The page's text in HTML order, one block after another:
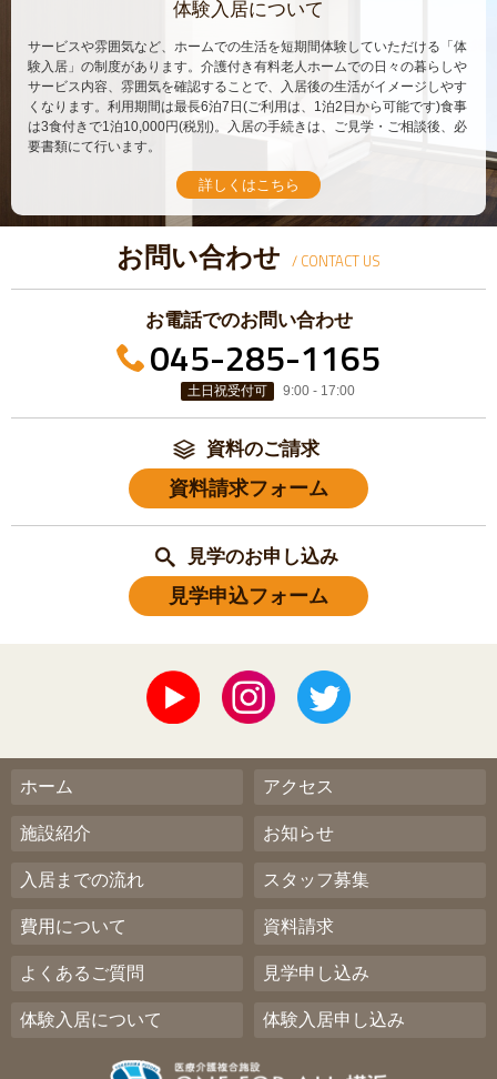
体験入居について
サービスや雰囲気など、ホームでの生活を短期間体験していただける「体
験入居」の制度があります。介護付き有料老人ホームでの日々の暮らしや
サービス内容、雰囲気を確認することで、入居後の生活がイメージしやす
くなります。利用期間は最長6泊7日(ご利用は、1泊2日から可能です)食事
は3食付きで1泊10,000円(税別)。入居の手続きは、ご見学・ご相談後、必
要書類にて行います。
詳しくはこちら
お問い合わせ / CONTACT US
お電話でのお問い合わせ
045-285-1165
土日祝受付可 9:00 - 17:00
資料のご請求
資料請求フォーム
見学のお申し込み
見学申込フォーム
ホーム
施設紹介
入居までの流れ
費用について
よくあるご質問
体験入居について
アクセス
お知らせ
スタッフ募集
資料請求
見学申し込み
体験入居申し込み